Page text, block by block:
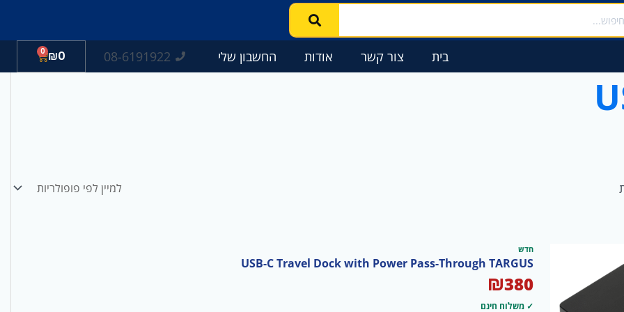
08-6191922
₪0
0
עגלת
קניות
בית צור קשר אודות החשבון שלי
ממוין
לפי
חדש
USB-C Travel Dock with Power Pass-Through TARGUS
₪380
✓ משלוח חינם